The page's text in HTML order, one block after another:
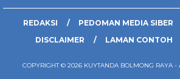
REDAKSI PEDOMAN MEDIA SIBER
DISCLAIMER
LAMAN CONTOH
COPYRIGHT © 2026 KUYTANDA BOLMONG RAYA -